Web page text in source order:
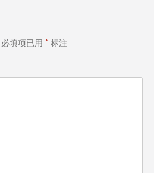
必填项已用 * 标注